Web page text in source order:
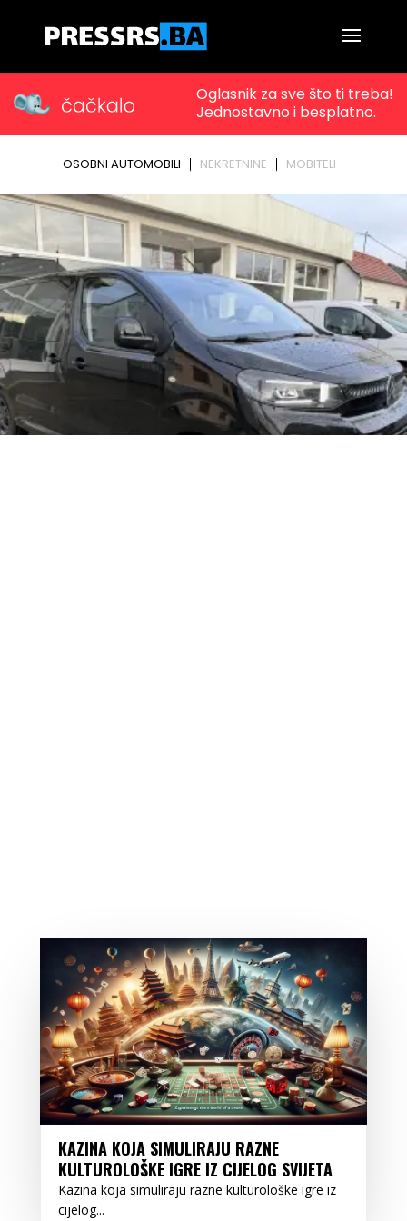
KAZINA KOJA SIMULIRAJU RAZNE
KULTUROLOŠKE IGRE IZ CIJELOG SVIJETA
Kazina koja simuliraju razne kulturološke igre iz
cijelog...